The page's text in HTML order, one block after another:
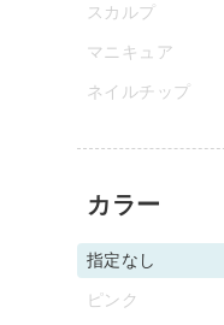
スカルプ
マニキュア
ネイルチップ
カラー
指定なし
ピンク